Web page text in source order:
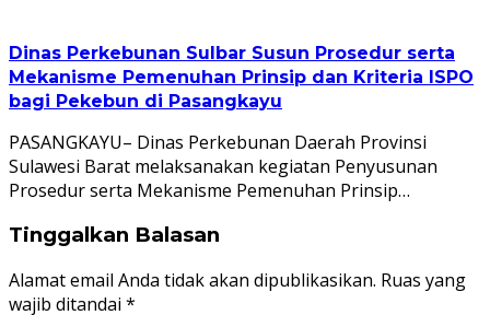
Dinas Perkebunan Sulbar Susun Prosedur serta
Mekanisme Pemenuhan Prinsip dan Kriteria ISPO
bagi Pekebun di Pasangkayu
PASANGKAYU– Dinas Perkebunan Daerah Provinsi
Sulawesi Barat melaksanakan kegiatan Penyusunan
Prosedur serta Mekanisme Pemenuhan Prinsip…
Tinggalkan Balasan
Alamat email Anda tidak akan dipublikasikan. Ruas yang
wajib ditandai *